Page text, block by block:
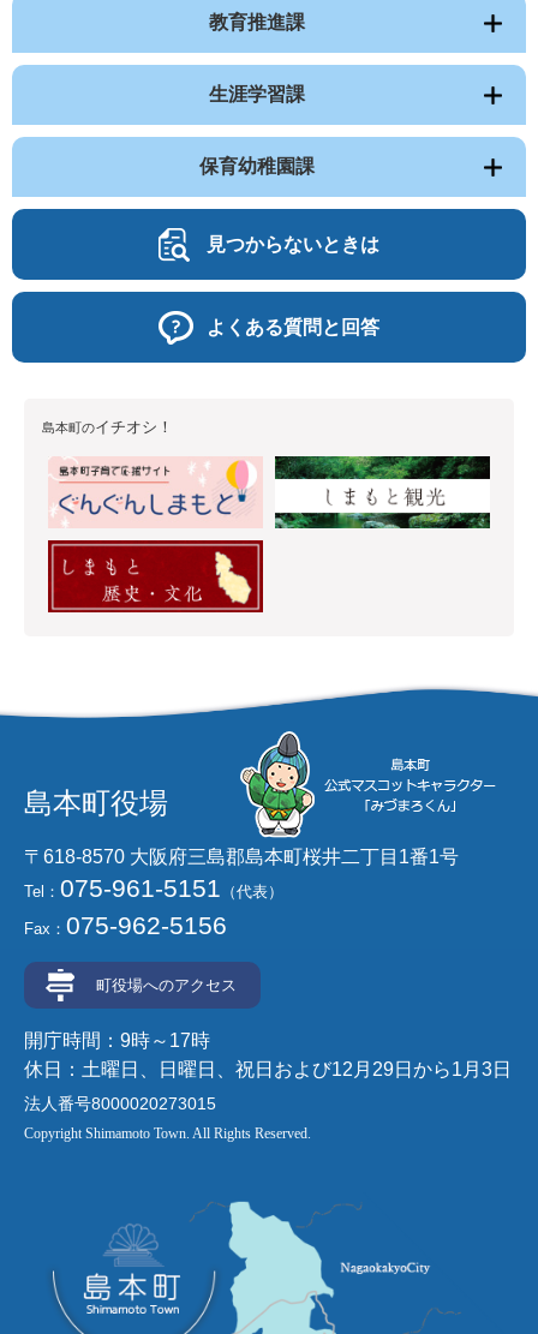
教育推進課
生涯学習課
保育幼稚園課
見つからないときは
よくある質問と回答
島本町のイチオシ！
島本町役場
〒618-8570 大阪府三島郡島本町桜井二丁目1番1号
Tel： 075-961-5151 （代表）
Fax： 075-962-5156
町役場へのアクセス
開庁時間：9時～17時
休日：土曜日、日曜日、祝日および12月29日から1月3日
法人番号8000020273015
Copyright Shimamoto Town. All Rights Reserved.